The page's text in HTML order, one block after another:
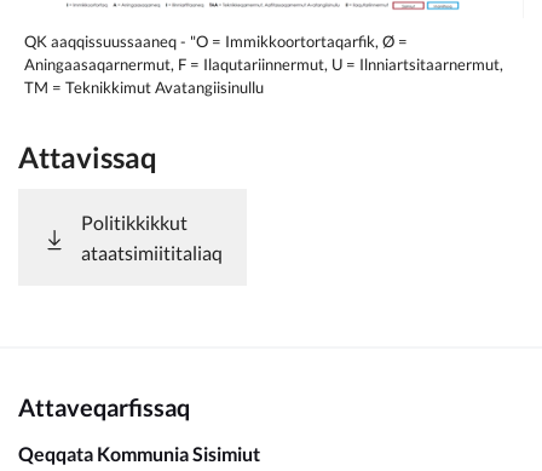
QK aaqqissuussaaneq - "O = Immikkoortortaqarfik, Ø =
Aningaasaqarnermut, F = Ilaqutariinnermut, U = Ilnniartsitaarnermut,
TM = Teknikkimut Avatangiisinullu
Attavissaq
Politikkikkut
ataatsimiititaliaq
Attaveqarfissaq
Qeqqata Kommunia Sisimiut